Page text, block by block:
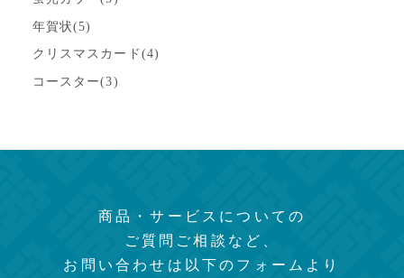
年賀状(5)
クリスマスカード(4)
コースター(3)
商品・サービスについての
ご質問ご相談など、
お問い合わせは以下のフォームより